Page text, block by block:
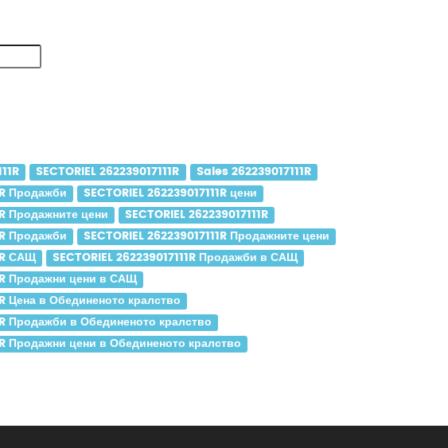
SECTORIEL 262239017111R
Sales 262239017111R
Продажби
SECTORIEL 262239017111R цени
Продажните цени
SECTORIEL 262239017111R
Продажби
SECTORIEL 262239017111R Продажните цени
САЩ
SECTORIEL 262239017111R Продажби в САЩ
Продажни цени в САЩ
Цена в Обединеното кралство
Продажби в Обединеното кралство
Продажни цени в Обединеното кралство